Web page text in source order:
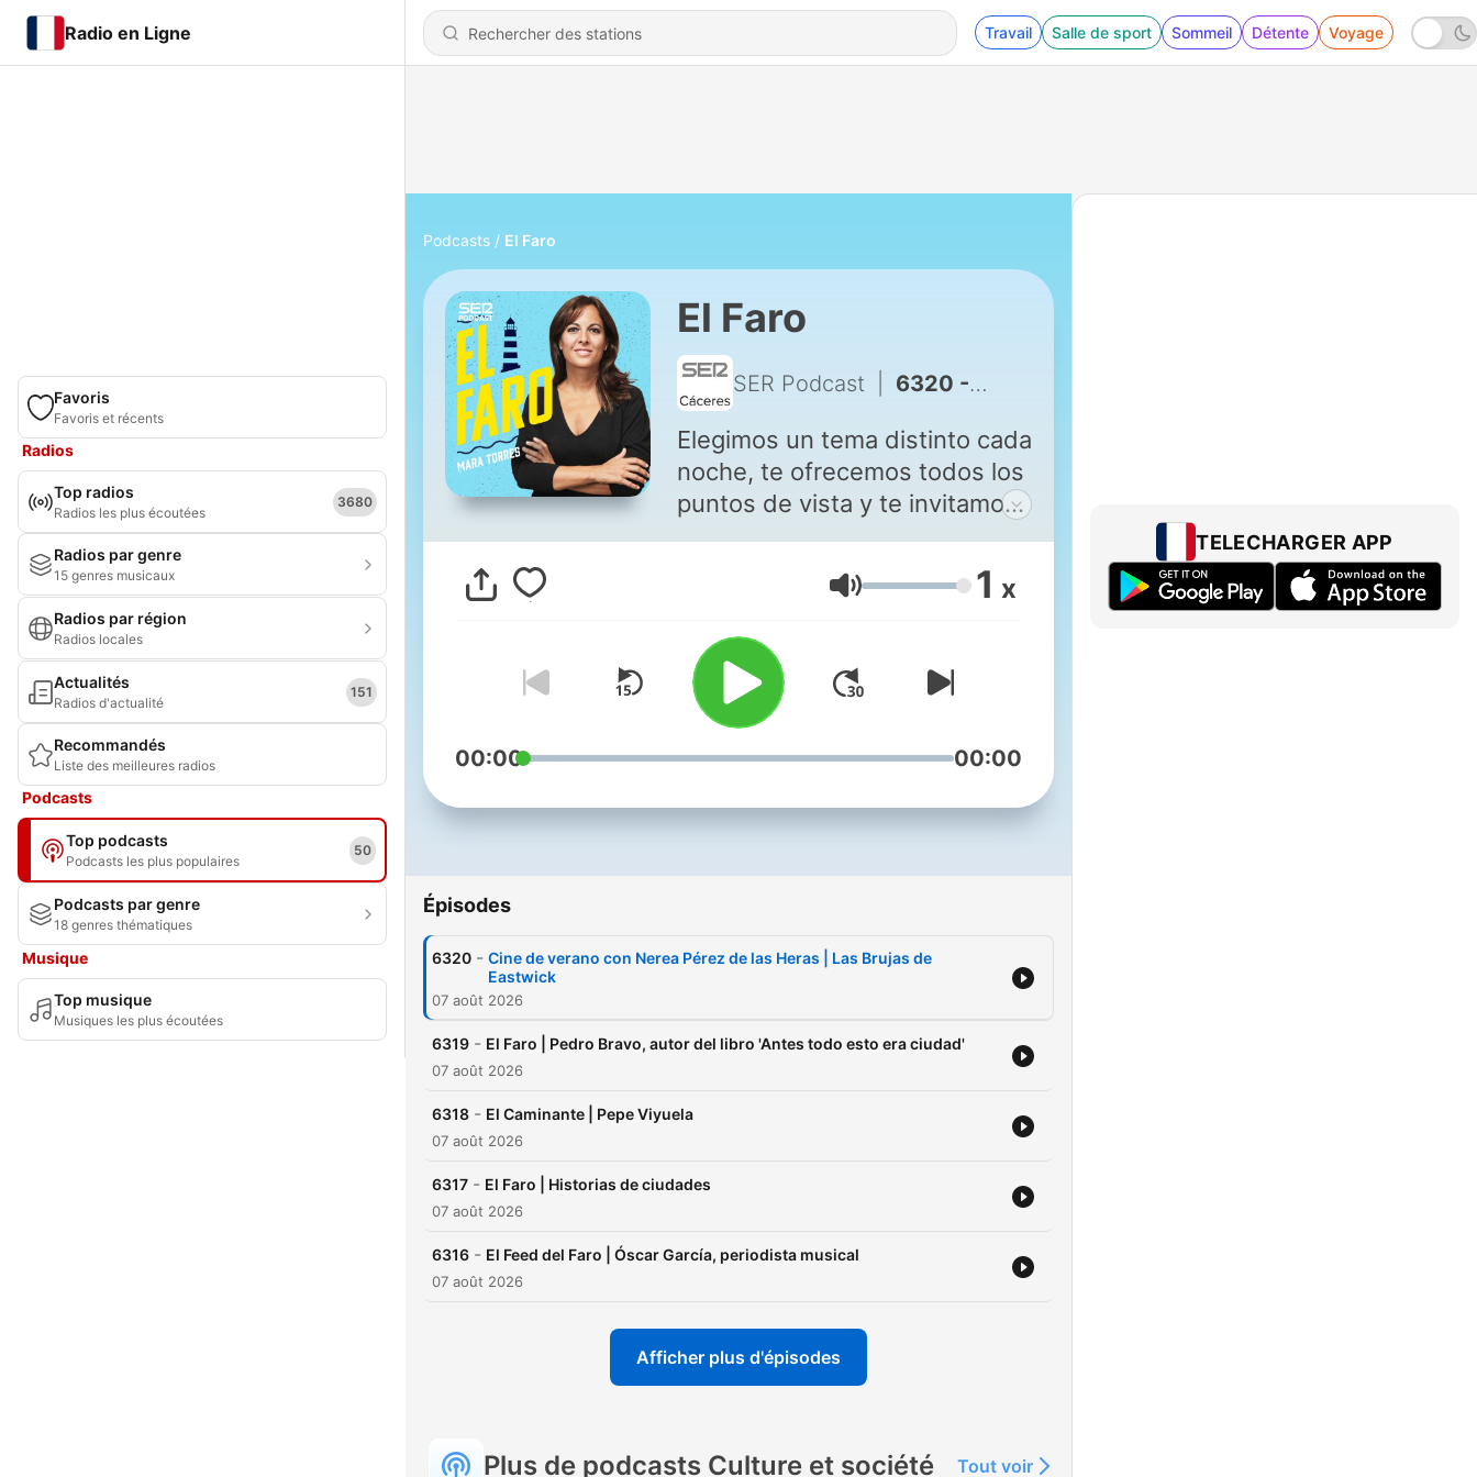
Radio en Ligne Travail Salle de sport Sommeil Détente Voyage
Favoris
Favoris et récents
Radios
Top radios
Radios les plus écoutées
3680
Radios par genre
15 genres musicaux
Radios par région
Radios locales
Actualités
Radios d'actualité
151
Recommandés
Liste des meilleures radios
Podcasts
Top podcasts
Podcasts les plus populaires
50
Podcasts par genre
18 genres thématiques
Musique
Top musique
Musiques les plus écoutées
Podcasts El Faro
El Faro
SER Podcast 6320 - Cine de verano con Nerea Pérez de las Heras | Las Brujas de Eastwick
Elegimos un tema distinto cada
noche, te ofrecemos todos los
puntos de vista y te invitamos
a que aportes el tuyo. Mara
Torres guía a los oyentes: sus
opiniones, historias y
anécdotas amplían tu visión y
cambian tu perspectiva. En
directo de lunes a viernes a la
01:30 y a cualquier hora si te
suscribes.
Volume 1 x
00:00 00:00
Épisodes
6320 - Cine de verano con Nerea Pérez de las Heras | Las Brujas de
Eastwick
07 août 2026
6319 - El Faro | Pedro Bravo, autor del libro 'Antes todo esto era ciudad'
07 août 2026
6318 - El Caminante | Pepe Viyuela
07 août 2026
6317 - El Faro | Historias de ciudades
07 août 2026
6316 - El Feed del Faro | Óscar García, periodista musical
07 août 2026
Afficher plus d'épisodes
Plus de podcasts Culture et société Tout voir
TELECHARGER APP